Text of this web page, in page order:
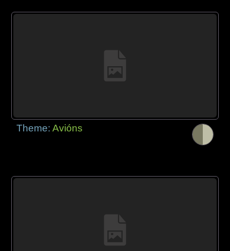
Theme:Avións